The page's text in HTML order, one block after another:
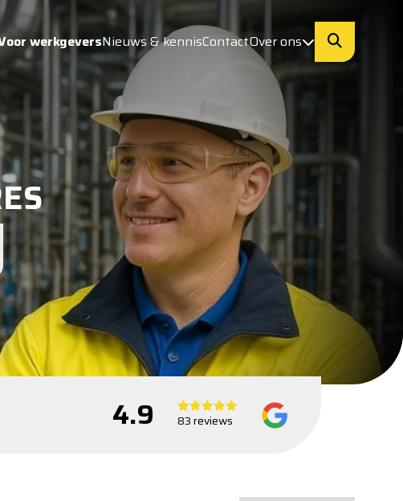
werkgeversNieuws & kennisContactOver ons
4.9 83 reviews